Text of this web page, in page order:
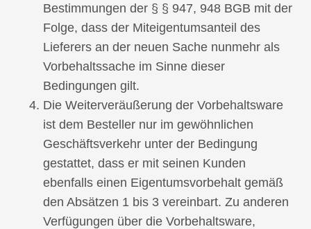
Bestimmungen der § § 947, 948 BGB mit der
Folge, dass der Miteigentumsanteil des
Lieferers an der neuen Sache nunmehr als
Vorbehaltssache im Sinne dieser
Bedingungen gilt.
Die Weiterveräußerung der Vorbehaltsware
ist dem Besteller nur im gewöhnlichen
Geschäftsverkehr unter der Bedingung
gestattet, dass er mit seinen Kunden
ebenfalls einen Eigentumsvorbehalt gemäß
den Absätzen 1 bis 3 vereinbart. Zu anderen
Verfügungen über die Vorbehaltsware,